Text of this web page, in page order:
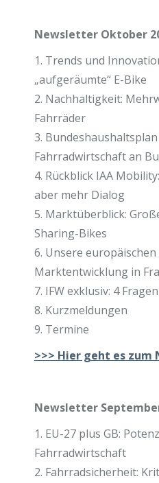
Newsletter Oktober
1. Trends und
„aufgeräumte“ E-Bike
2. Nachhaltigkeit:
Fahrräder
3.
Fahrradwirtschaft an
4. Rückblick IAA
aber mehr Dialog
5. Marktüberblick:
Sharing-Bikes
6. Unsere
Marktentwicklung in
7. IFW exklusiv: 4
8. Kurzmeldungen
9. Termine
>>> Hier geht es zum
Newsletter
1. EU-27 plus GB:
Fahrradwirtschaft
2. Fahrradsicherheit: